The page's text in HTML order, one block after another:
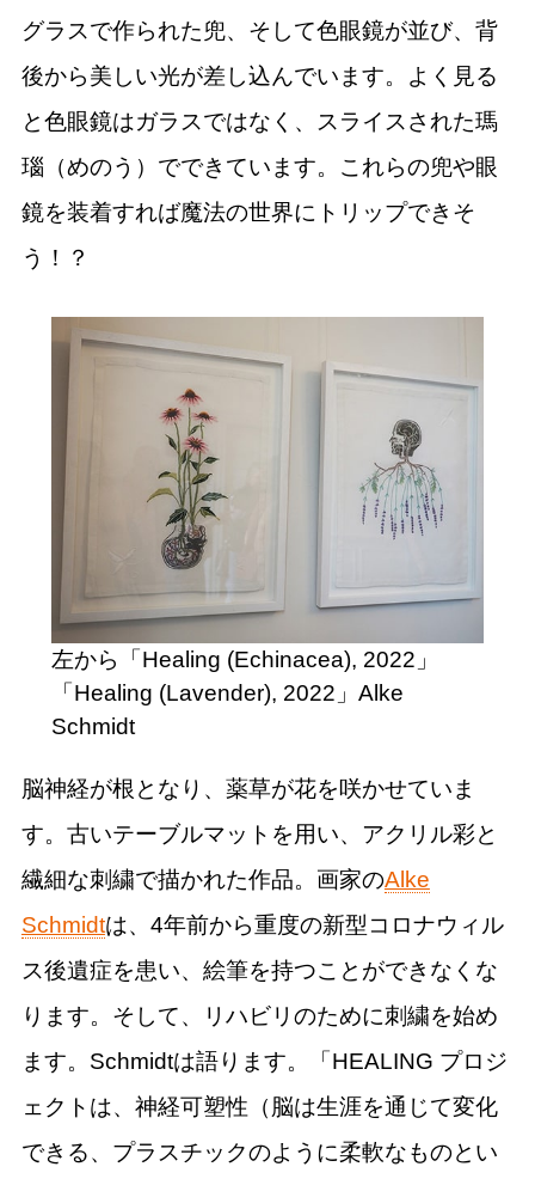
グラスで作られた兜、そして色眼鏡が並び、背
後から美しい光が差し込んでいます。よく見る
と色眼鏡はガラスではなく、スライスされた瑪
瑙（めのう）でできています。これらの兜や眼
鏡を装着すれば魔法の世界にトリップできそ
う！？
左から「Healing (Echinacea), 2022」
「Healing (Lavender), 2022」Alke
Schmidt
脳神経が根となり、薬草が花を咲かせていま
す。古いテーブルマットを用い、アクリル彩と
繊細な刺繍で描かれた作品。画家のAlke
Schmidtは、4年前から重度の新型コロナウィル
ス後遺症を患い、絵筆を持つことができなくな
ります。そして、リハビリのために刺繍を始め
ます。Schmidtは語ります。「HEALING プロジ
ェクトは、神経可塑性（脳は生涯を通じて変化
できる、プラスチックのように柔軟なものとい